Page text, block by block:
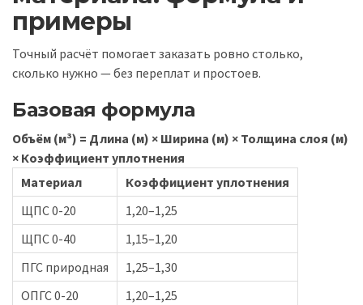
примеры
Точный расчёт помогает заказать ровно столько,
сколько нужно — без переплат и простоев.
Базовая формула
Объём (м³) = Длина (м) × Ширина (м) × Толщина слоя (м)
× Коэффициент уплотнения
Материал
Коэффициент уплотнения
ЩПС 0-20
1,20–1,25
ЩПС 0-40
1,15–1,20
ПГС природная
1,25–1,30
ОПГС 0-20
1,20–1,25